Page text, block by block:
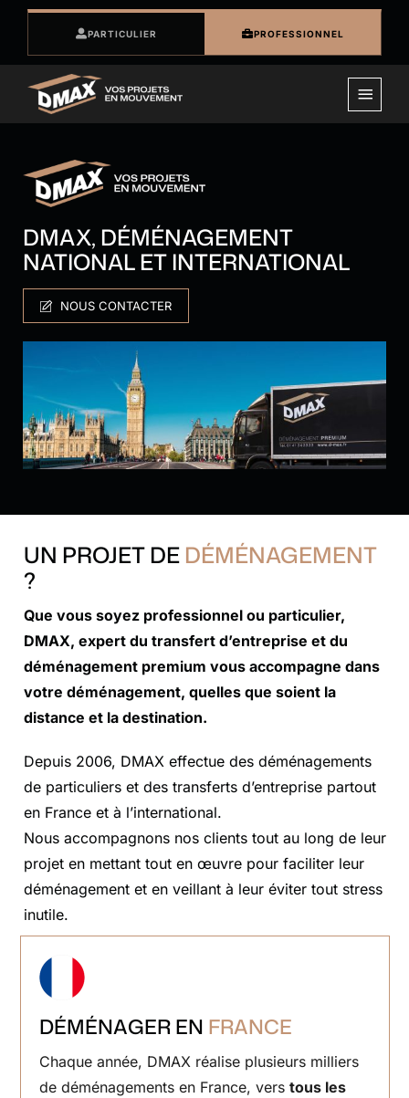
Passer
contenu
PARTICULIER PROFESSIONNEL
DMAX, DÉMÉNAGEMENT
NATIONAL ET INTERNATIONAL
NOUS CONTACTER
UN PROJET DEDÉMÉNAGEMENT
?
Que vous soyez professionnel ou particulier,
DMAX, expert du transfert d’entreprise et du
déménagement premium vous accompagne dans
votre déménagement, quelles que soient la
distance et la destination.
Depuis 2006, DMAX effectue des déménagements
de particuliers et des transferts d’entreprise partout
en France et à l’international.
Nous accompagnons nos clients tout au long de leur
projet en mettant tout en œuvre pour faciliter leur
déménagement et en veillant à leur éviter tout stress
inutile.
DÉMÉNAGER EN FRANCE
Chaque année, DMAX réalise plusieurs milliers
de déménagements en France, verstous les